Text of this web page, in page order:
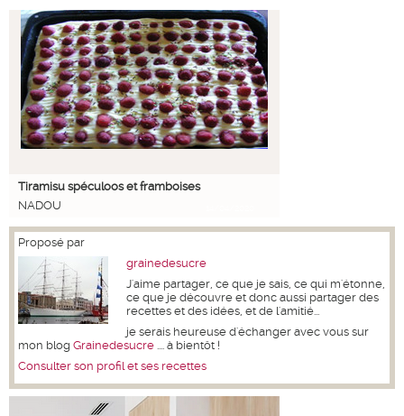
Tiramisu spéculoos et framboises
NADOU
Proposé par
grainedesucre
J'aime partager, ce que je sais, ce qui m'étonne,
ce que je découvre et donc aussi partager des
recettes et des idées, et de l'amitié...
je serais heureuse d'échanger avec vous sur
mon blog Grainedesucre .... à bientôt !
Consulter son profil et ses recettes